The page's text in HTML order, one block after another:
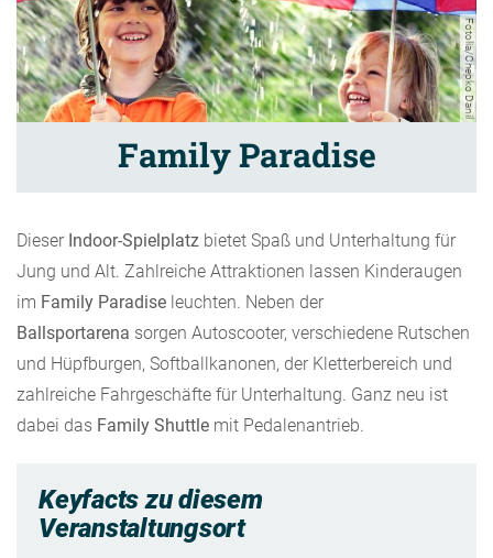
Fotolia/Chepko Danil
Family Paradise
Dieser Indoor-Spielplatz bietet Spaß und Unterhaltung für
Jung und Alt. Zahlreiche Attraktionen lassen Kinderaugen
im Family Paradise leuchten. Neben der
Ballsportarena sorgen Autoscooter, verschiedene Rutschen
und Hüpfburgen, Softballkanonen, der Kletterbereich und
zahlreiche Fahrgeschäfte für Unterhaltung. Ganz neu ist
dabei das Family Shuttle mit Pedalenantrieb.
Keyfacts zu diesem
Veranstaltungsort